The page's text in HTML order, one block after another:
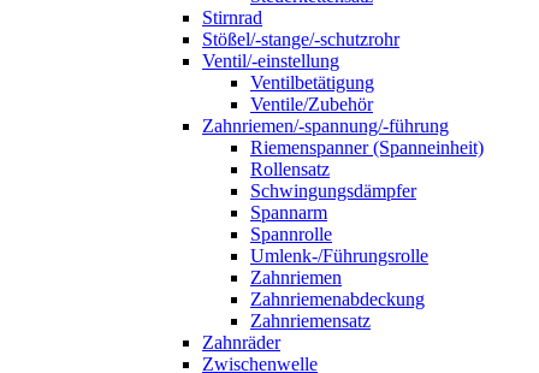
Stirnrad
Stößel/-stange/-schutzrohr
Ventil/-einstellung
Ventilbetätigung
Ventile/Zubehör
Zahnriemen/-spannung/-führung
Riemenspanner (Spanneinheit)
Rollensatz
Schwingungsdämpfer
Spannarm
Spannrolle
Umlenk-/Führungsrolle
Zahnriemen
Zahnriemenabdeckung
Zahnriemensatz
Zahnräder
Zwischenwelle